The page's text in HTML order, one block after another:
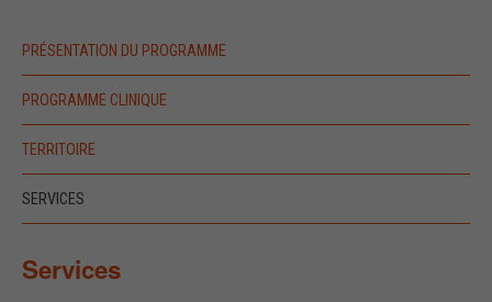
PRÉSENTATION DU PROGRAMME
PROGRAMME CLINIQUE
TERRITOIRE
SERVICES
Services